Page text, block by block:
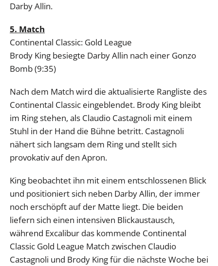
Darby Allin.
5. Match
Continental Classic: Gold League
Brody King besiegte Darby Allin nach einer Gonzo
Bomb (9:35)
Nach dem Match wird die aktualisierte Rangliste des
Continental Classic eingeblendet. Brody King bleibt
im Ring stehen, als Claudio Castagnoli mit einem
Stuhl in der Hand die Bühne betritt. Castagnoli
nähert sich langsam dem Ring und stellt sich
provokativ auf den Apron.
King beobachtet ihn mit einem entschlossenen Blick
und positioniert sich neben Darby Allin, der immer
noch erschöpft auf der Matte liegt. Die beiden
liefern sich einen intensiven Blickaustausch,
während Excalibur das kommende Continental
Classic Gold League Match zwischen Claudio
Castagnoli und Brody King für die nächste Woche bei